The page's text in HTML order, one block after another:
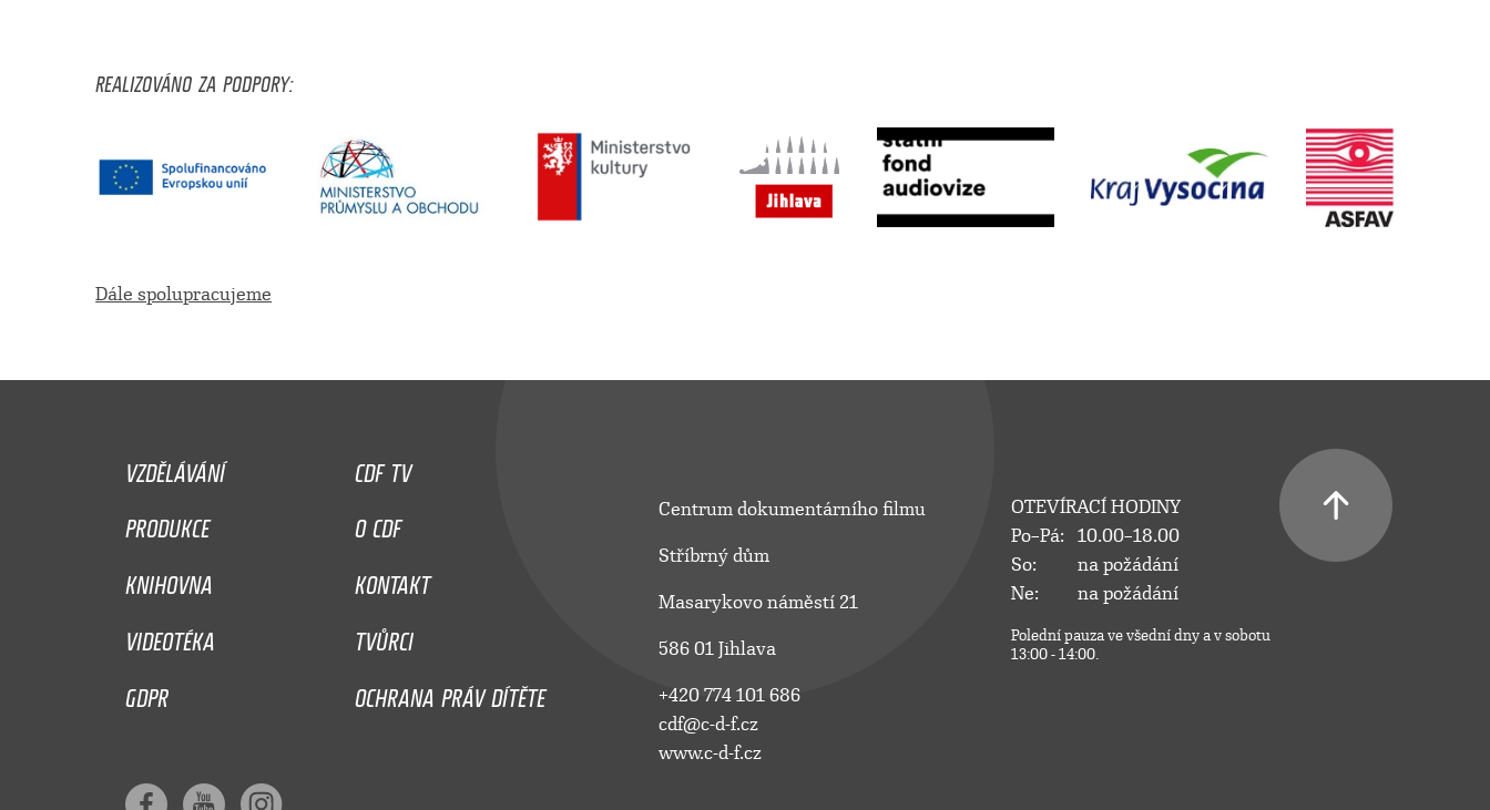
REALIZOVÁNO ZA PODPORY:
Dále spolupracujeme
VZDĚLÁVÁNÍ
CDF TV
PRODUKCE
O CDF
KNIHOVNA
KONTAKT
VIDEOTÉKA
TVŮRCI
GDPR
OCHRANA PRÁV DÍTĚTE
Centrum dokumentárního filmu
Stříbrný dům
Masarykovo náměstí 21
586 01 Jihlava
+420 774 101 686
cdf@c-d-f.cz
www.c-d-f.cz
OTEVÍRACÍ HODINY
Po–Pá:
10.00–18.00
So:
na požádání
Ne:
na požádání
Polední pauza ve všední dny a v sobotu
13:00 - 14:00.